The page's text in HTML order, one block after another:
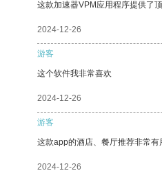
这款加速器VPM应用程序提供了
2024-12-26
游客
这个软件我非常喜欢
2024-12-26
游客
这款app的酒店、餐厅推荐非常有
2024-12-26